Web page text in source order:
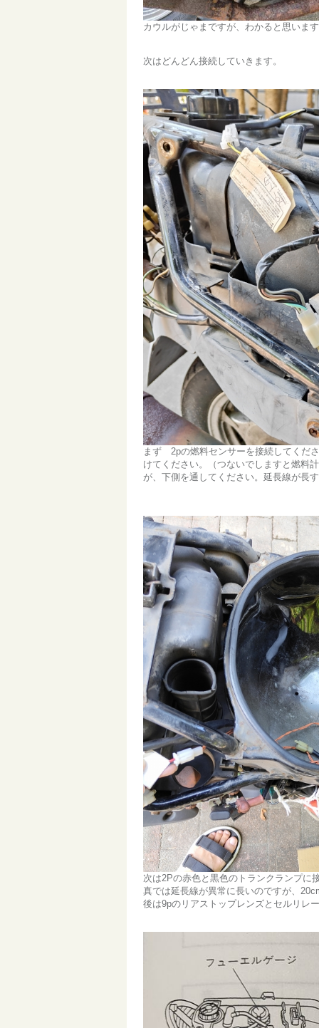
カウルがじゃまですが、わかると思いま
次はどんどん接続していきます。
まず 2pの燃料センサーを接続してくだ
けてください。（つないでしますと燃料
が、下側を通してください。延長線が長
次は2Pの赤色と黒色のトランクランプに
真では延長線が異常に長いのですが、
後は9pのリアストップレンズとセルリレ